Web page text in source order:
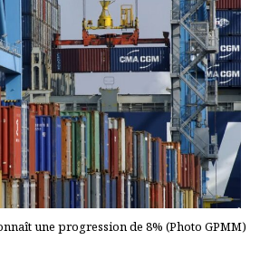
une progression de 8% (Photo GPMM)